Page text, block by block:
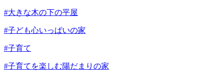
#大きな木の下の平屋
#子ども心いっぱいの家
#子育て
#子育てを楽しむ陽だまりの家